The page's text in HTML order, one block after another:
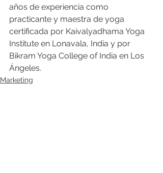
años de experiencia como
practicante y maestra de yoga
certificada por Kaivalyadhama Yoga
Institute en Lonavala, India y por
Bikram Yoga College of India en Los
Ángeles.
Marketing